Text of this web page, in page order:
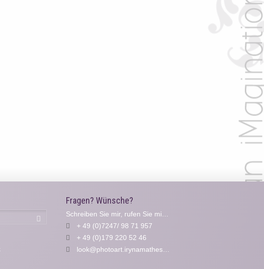
Fragen? Wünsche?
Schreiben Sie mir, rufen Sie mich an...
+ 49 (0)7247/ 98 71 957
+ 49 (0)179 220 52 46
look@photoart.irynamathes.de